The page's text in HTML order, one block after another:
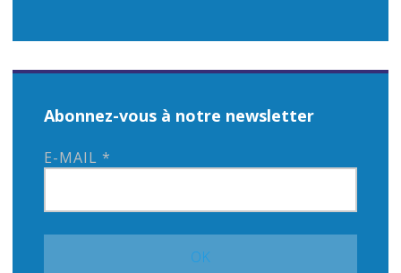
Abonnez-vous à notre newsletter
E-MAIL *